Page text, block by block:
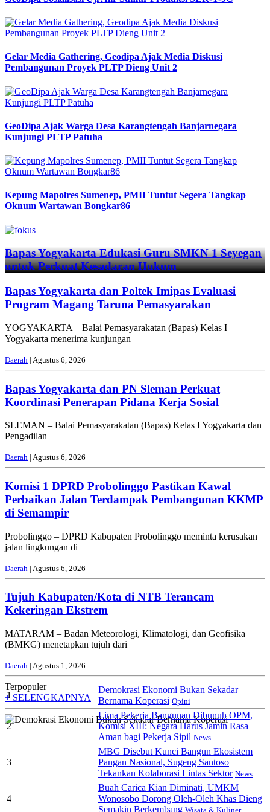
Gelar Media Gathering, Geodipa Ajak Media Diskusi
Pembangunan Proyek PLTP Dieng Unit 2
GeoDipa Ajak Warga Desa Karangtengah Banjarnegara
Kunjungi PLTP Patuha
Kepung Mapolres Sumenep, PMII Tuntut Segera Tangkap
Oknum Wartawan Bongkar86
Previous
Next
Bapas Yogyakarta Edukasi Guru SMKN 1 Seyegan
untuk Perkuat Kesadaran Hukum
Bapas Yogyakarta dan Poltek Imipas Evaluasi
Program Magang Taruna Pemasyarakan
YOGYAKARTA – Balai Pemasyarakatan (Bapas) Kelas I
Yogyakarta menerima kunjungan
Daerah | Agustus 6, 2026
Bapas Yogyakarta dan PN Sleman Perkuat
Koordinasi Penerapan Pidana Kerja Sosial
SLEMAN – Balai Pemasyarakatan (Bapas) Kelas I Yogyakarta dan
Pengadilan
Daerah | Agustus 6, 2026
Komisi 1 DPRD Probolinggo Pastikan Kawal
Perbaikan Jalan Terdampak Pembangunan KKMP
di Semampir
Probolinggo – DPRD Kabupaten Probolinggo meminta kerusakan
jalan lingkungan di
Daerah | Agustus 6, 2026
Tujuh Kabupaten/Kota di NTB Terancam
Kekeringan Ekstrem
MATARAM – Badan Meteorologi, Klimatologi, dan Geofisika
(BMKG) menetapkan tujuh dari
Daerah | Agustus 1, 2026
Terpopuler
+ SELENGKAPNYA
1
Demokrasi Ekonomi Bukan Sekadar
Bernama Koperasi Opini
2
Lima Pekerja Bangunan Dibunuh OPM,
Komisi XIII: Negara Harus Jamin Rasa
Aman bagi Pekerja Sipil News
3
MBG Disebut Kunci Bangun Ekosistem
Pangan Nasional, Sugeng Santoso
Tekankan Kolaborasi Lintas Sektor News
4
Buah Carica Kian Diminati, UMKM
Wonosobo Dorong Oleh-Oleh Khas Dieng
Semakin Berkembang Wisata & Kuliner